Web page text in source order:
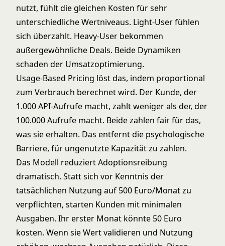
nutzt, fühlt die gleichen Kosten für sehr
unterschiedliche Wertniveaus. Light-User fühlen
sich überzahlt. Heavy-User bekommen
außergewöhnliche Deals. Beide Dynamiken
schaden der Umsatzoptimierung.
Usage-Based Pricing löst das, indem proportional
zum Verbrauch berechnet wird. Der Kunde, der
1.000 API-Aufrufe macht, zahlt weniger als der, der
100.000 Aufrufe macht. Beide zahlen fair für das,
was sie erhalten. Das entfernt die psychologische
Barriere, für ungenutzte Kapazität zu zahlen.
Das Modell reduziert Adoptionsreibung
dramatisch. Statt sich vor Kenntnis der
tatsächlichen Nutzung auf 500 Euro/Monat zu
verpflichten, starten Kunden mit minimalen
Ausgaben. Ihr erster Monat könnte 50 Euro
kosten. Wenn sie Wert validieren und Nutzung